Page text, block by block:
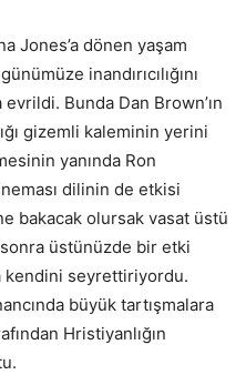
Jones’a dönen yaşam
inandırıcılığını
Bunda Dan Brown’ın
gizemli kaleminin yerini
yanında Ron
dilinin de etkisi
bakacak olursak vasat üstü
üstünüzde bir etki
kendini seyrettiriyordu.
büyük tartışmalara
Hristiyanlığın